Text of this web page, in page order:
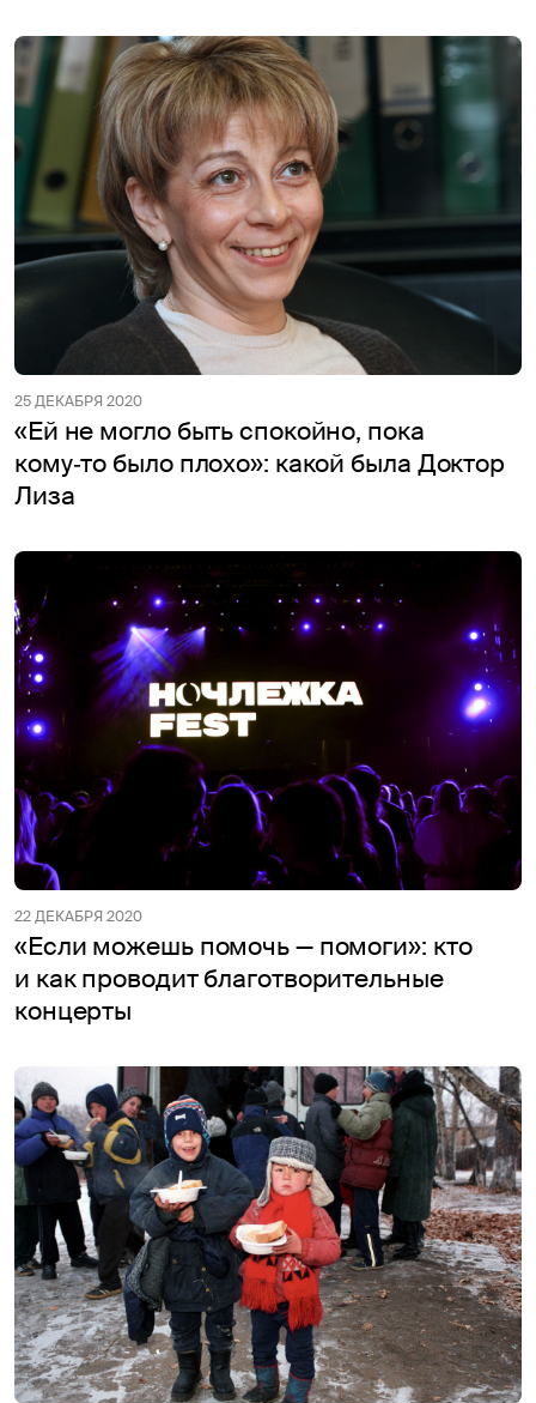
25 ДЕКАБРЯ 2020
«Ей не могло быть спокойно, пока
кому‑то было плохо»: какой была Доктор
Лиза
22 ДЕКАБРЯ 2020
«Если можешь помочь — помоги»: кто
и как проводит благотворительные
концерты